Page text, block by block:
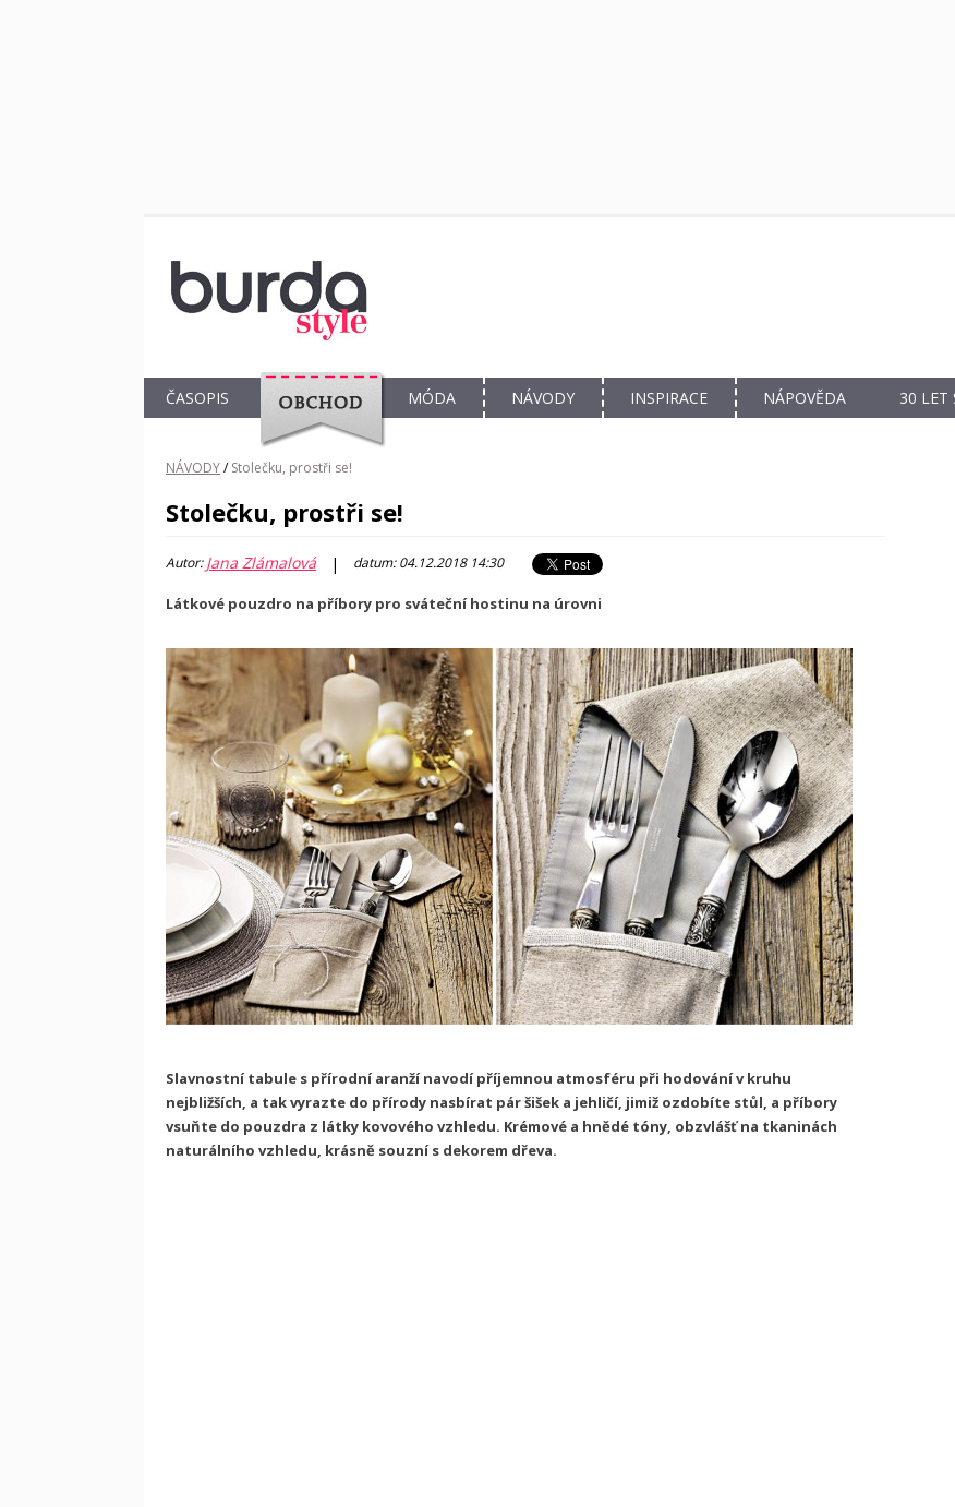
ČASOPIS
OBCHOD
MÓDA NÁVODY INSPIRACE NÁPOVĚDA 30 LET
NÁVODY/ Stolečku, prostři se!
Stolečku, prostři se!
Autor:Jana Zlámalová | datum: 04.12.2018 14:30
Látkové pouzdro na příbory pro sváteční hostinu na úrovni
Slavnostní tabule s přírodní aranží navodí příjemnou atmosféru při hodování v kruhu
nejbližších, a tak vyrazte do přírody nasbírat pár šišek a jehličí, jimiž ozdobíte stůl, a příbory
vsuňte do pouzdra z látky kovového vzhledu. Krémové a hnědé tóny, obzvlášť na tkaninách
naturálního vzhledu, krásně souzní s dekorem dřeva.